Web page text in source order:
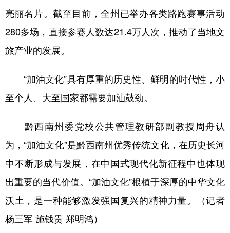
亮丽名片。截至目前，全州已举办各类路跑赛事活动
280多场，直接参赛人数达21.4万人次，推动了当地文
旅产业的发展。
“加油文化”具有厚重的历史性、鲜明的时代性，小
至个人、大至国家都需要加油鼓劲。
黔西南州委党校公共管理教研部副教授周舟认
为，“加油文化”是黔西南州优秀传统文化，在历史长河
中不断形成与发展，在中国式现代化新征程中也体现
出重要的当代价值。“加油文化”根植于深厚的中华文化
沃土，是一种能够激发强国复兴的精神力量。（记者
杨三军 施钱贵 郑明鸿）